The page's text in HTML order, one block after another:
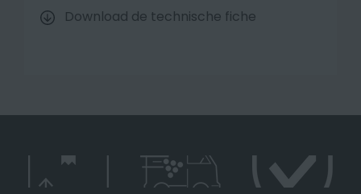
Download de technische fiche